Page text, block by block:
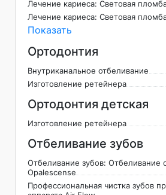
Лечение кариеса: Световая
Лечение кариеса: Световая
Показать
Ортодонтия
Внутриканальное отбеливание
Изготовление ретейнера
Ортодонтия детская
Изготовление ретейнера
Отбеливание зубов
Отбеливание зубов: Отбеливание
Opalescense
Профессиональная чистка зубов